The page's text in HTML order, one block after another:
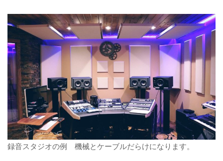
録音スタジオの例 機械とケーブルだらけになります。